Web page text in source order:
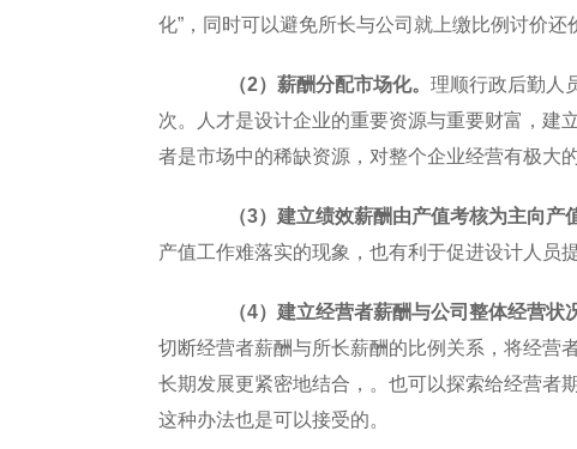
化”，同时可以避免所长与公司就上缴比例讨价
（2）薪酬分配市场化。 理顺行政后勤人
次。人才是设计企业的重要资源与重要财富，建
者是市场中的稀缺资源，对整个企业经营有极大
（3）建立绩效薪酬由产值考核为主向
产值工作难落实的现象，也有利于促进设计人员
（4）建立经营者薪酬与公司整体经营状
切断经营者薪酬与所长薪酬的比例关系，将经营
长期发展更紧密地结合，。也可以探索给经营者
这种办法也是可以接受的。